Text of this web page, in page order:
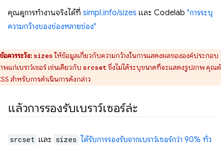
คุณดูการทำงานจริงได้ที่ simpl.info/sizes และ Codelab "การระบุ
ความกว้างของช่องหลายช่อง"
ข้อควรระวัง: sizesให้ข้อมูลเกี่ยวกับความกว้างในการแสดงผลขององค์ประกอบ
พแก่เบราว์เซอร์ เช่นเดียวกับ srcset ซึ่งไม่ได้ระบุขนาดที่จะแสดงรูปภาพ คุณ
สำหรับการดำเนินการดังกล่าว
แล้วการรองรับเบราว์เซอร์ล่ะ
srcset และ sizes ได้รับการรองรับจากเบราว์เซอร์กว่า 90% ทั่ว